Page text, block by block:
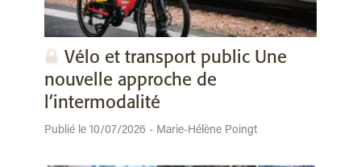
Vélo et transport public Une
nouvelle approche de
l’intermodalité
Publié le 10/07/2026 - Marie-Hélène Poingt